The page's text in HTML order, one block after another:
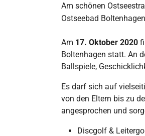
Am schönen
Ostseebad
Am 17. Oktober 2020
Boltenhagen statt. An
Ballspiele,
Es darf sich auf
von den Eltern bis zu
angesprochen und
Discgolf &